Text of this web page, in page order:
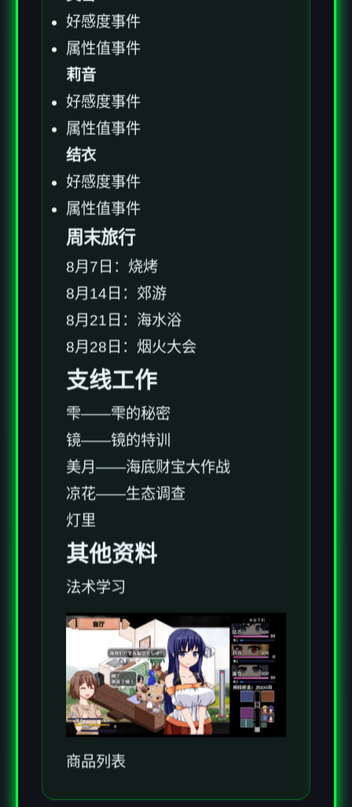
好感度事件
属性值事件
莉音
好感度事件
属性值事件
结衣
好感度事件
属性值事件
周末旅行
8月7日：烧烤
8月14日：郊游
8月21日：海水浴
8月28日：烟火大会
支线工作
雫——雫的秘密
镜——镜的特训
美月——海底财宝大作战
凉花——生态调查
灯里
其他资料
法术学习
商品列表